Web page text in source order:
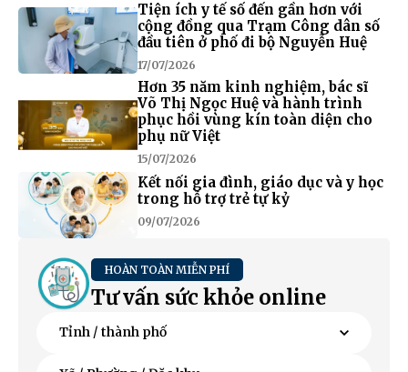
Tiện ích y tế số đến gần hơn với
cộng đồng qua Trạm Công dân số
đầu tiên ở phố đi bộ Nguyễn Huệ
17/07/2026
Hơn 35 năm kinh nghiệm, bác sĩ
Võ Thị Ngọc Huệ và hành trình
phục hồi vùng kín toàn diện cho
phụ nữ Việt
15/07/2026
Kết nối gia đình, giáo dục và y học
trong hỗ trợ trẻ tự kỷ
09/07/2026
HOÀN TOÀN MIỄN PHÍ
Tư vấn sức khỏe online